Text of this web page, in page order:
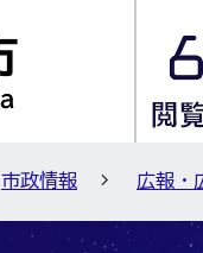
市政情報 広報・